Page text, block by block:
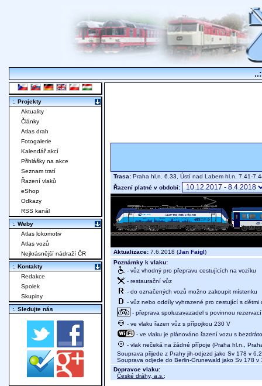
Trasa: Praha hl.n. 6.33, Ústí nad Labem hl.n. 7.41-
Řazení platné v období:
Aktualizace: 7.6.2018 (Jan Faigl)
Poznámky k vlaku:
- vůz vhodný pro přepravu cestujících na vozíku
- restaurační vůz
- do označených vozů možno zakoupit místenku
- vůz nebo oddíly vyhrazené pro cestující s dětmi
- přeprava spoluzavazadel s povinnou
- ve vlaku řazen vůz s přípojkou 230 V
- ve vlaku je plánováno řazení vozu s
- vlak nečeká na žádné přípoje (Praha hl.n.,
Souprava přijede z Prahy jih-odjezd jako Sv 178 v
Souprava odjede do Berlin-Grunewald jako Sv 178 v
Dopravce vlaku:
České dráhy, a.s. ;
:. Projekty
Aktuality
Články
Atlas drah
Fotogalerie
Kalendář akcí
Přihlášky na akce
Seznam tratí
Řazení vlaků
eShop
Odkazy
RSS kanál
:. Weby
Atlas lokomotiv
Atlas vozů
Nejkrásnější nádraží ČR
:. Kontakty
Redakce
Spolek
Skupiny
:. Sledujte nás